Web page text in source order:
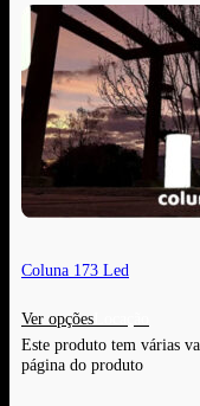
Coluna 173 Led
Ver opções
Este produto tem várias
página do produto